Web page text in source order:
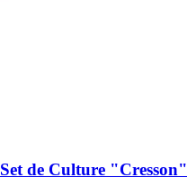
Set de Culture "Cresson"